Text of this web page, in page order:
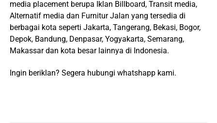
media placement berupa Iklan Billboard, Transit media,
Alternatif media dan Furnitur Jalan yang tersedia di
berbagai kota seperti Jakarta, Tangerang, Bekasi, Bogor,
Depok, Bandung, Denpasar, Yogyakarta, Semarang,
Makassar dan kota besar lainnya di Indonesia.
Ingin beriklan? Segera hubungi whatshapp kami.